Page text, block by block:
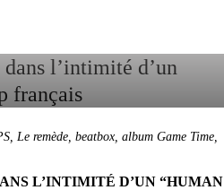
, Le remède, beatbox, album Game Time,
L’INTIMITÉ D’UN “HUMAN